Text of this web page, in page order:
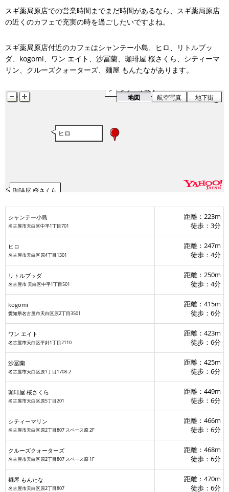
スギ薬局原店での営業時間までまだ時間があるなら、スギ薬局原店
の近くのカフェで充実の時を過ごしたいですよね。
スギ薬局原店付近のカフェはシャンテー小島、ヒロ、リトルブッ
ダ、kogomi、ワン エイト、沙冨蘭、珈琲屋 桜さくら、シティーマ
リン、クルーズクォーターズ、麺屋 もんたながあります。
シャンテー小島
ヒロ
kogomi ワン エイト
珈琲屋 桜さくら
シティーマリン
クルーズクォーターズ
麺屋 もんたな
地図 航空写真 地下街
シャンテー小島
名古屋市天白区中平1丁目701
距離：223m
徒歩：3分
ヒロ
名古屋市天白区原4丁目1301
距離：247m
徒歩：4分
リトルブッダ
名古屋市 天白区中平1丁目501
距離：250m
徒歩：4分
kogomi
愛知県名古屋市天白区原2丁目3501
距離：415m
徒歩：6分
ワン エイト
名古屋市天白区平針1丁目2110
距離：423m
徒歩：6分
沙冨蘭
名古屋市天白区原1丁目1708-2
距離：425m
徒歩：6分
珈琲屋 桜さくら
名古屋市天白区原5丁目201
距離：449m
徒歩：6分
シティーマリン
名古屋市天白区原2丁目807 スペース原 2F
距離：466m
徒歩：6分
クルーズクォーターズ
名古屋市天白区原2丁目807 スペース原 1F
距離：468m
徒歩：6分
麺屋 もんたな
名古屋市天白区原2丁目807
距離：470m
徒歩：6分